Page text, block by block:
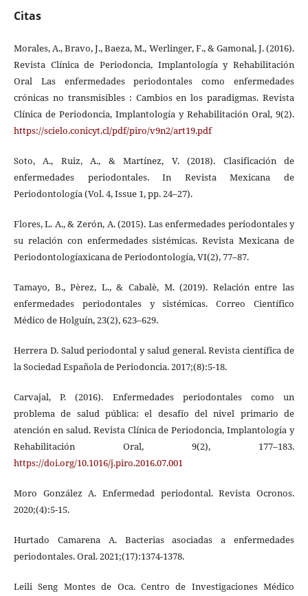
Citas
Morales, A., Bravo, J., Baeza, M., Werlinger, F., & Gamonal, J. (2016).
Revista Clínica de Periodoncia, Implantología y Rehabilitación
Oral Las enfermedades periodontales como enfermedades
crónicas no transmisibles : Cambios en los paradigmas. Revista
Clínica de Periodoncia, Implantología y Rehabilitación Oral, 9(2).
https://scielo.conicyt.cl/pdf/piro/v9n2/art19.pdf
Soto, A., Ruiz, A., & Martínez, V. (2018). Clasificación de
enfermedades periodontales. In Revista Mexicana de
Periodontología (Vol. 4, Issue 1, pp. 24–27).
Flores, L. A., & Zerón, A. (2015). Las enfermedades periodontales y
su relación con enfermedades sistémicas. Revista Mexicana de
Periodontologíaxicana de Periodontología, VI(2), 77–87.
Tamayo, B., Pèrez, L., & Cabalè, M. (2019). Relación entre las
enfermedades periodontales y sistémicas. Correo Científico
Médico de Holguín, 23(2), 623–629.
Herrera D. Salud periodontal y salud general. Revista científica de
la Sociedad Española de Periodoncia. 2017;(8):5-18.
Carvajal, P. (2016). Enfermedades periodontales como un
problema de salud pública: el desafío del nivel primario de
atención en salud. Revista Clínica de Periodoncia, Implantología y
Rehabilitación Oral, 9(2), 177–183.
https://doi.org/10.1016/j.piro.2016.07.001
Moro González A. Enfermedad periodontal. Revista Ocronos.
2020;(4):5-15.
Hurtado Camarena A. Bacterias asociadas a enfermedades
periodontales. Oral. 2021;(17):1374-1378.
Leili Seng Montes de Oca. Centro de Investigaciones Médico